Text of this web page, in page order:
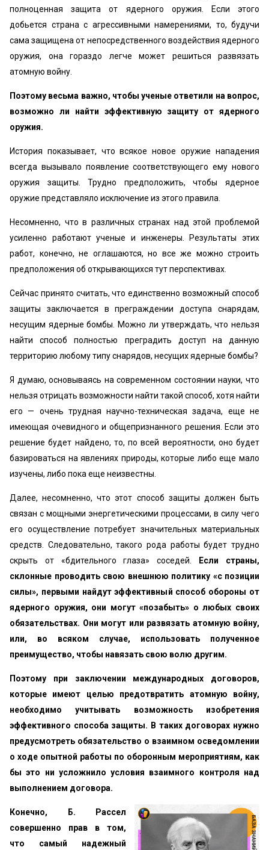
полноценная защита от ядерного оружия. Если этого
добьется страна с агрессивными намерениями, то, будучи
сама защищена от непосредственного воздействия ядерного
оружия, она гораздо легче может решиться развязать
атомную войну.
Поэтому весьма важно, чтобы ученые ответили на вопрос,
возможно ли найти эффективную защиту от ядерного
оружия.
История показывает, что всякое новое оружие нападения
всегда вызывало появление соответствующего ему нового
оружия защиты. Трудно предположить, чтобы ядерное
оружие представляло исключение из этого правила.
Несомненно, что в различных странах над этой проблемой
усиленно работают ученые и инженеры. Результаты этих
работ, конечно, не оглашаются, но все же можно строить
предположения об открывающихся тут перспективах.
Сейчас принято считать, что единственно возможный способ
защиты заключается в преграждении доступа снарядам,
несущим ядерные бомбы. Можно ли утверждать, что нельзя
найти способ полностью преградить доступ на данную
территорию любому типу снарядов, несущих ядерные бомбы?
Я думаю, основываясь на современном состоянии науки, что
нельзя отрицать возможности найти такой способ, хотя найти
его — очень трудная научно-техническая задача, еще не
имеющая очевидного и общепризнанного решения. Если это
решение будет найдено, то, по всей вероятности, оно будет
базироваться на явлениях природы, которые либо еще мало
изучены, либо пока еще неизвестны.
Далее, несомненно, что этот способ защиты должен быть
связан с мощными энергетическими процессами, в силу чего
его осуществление потребует значительных материальных
средств. Следовательно, такого рода работы будет трудно
скрыть от «бдительного глаза» соседей. Если страны,
склонные проводить свою внешнюю политику «с позиции
силы», первыми найдут эффективный способ обороны от
ядерного оружия, они могут «позабыть» о любых своих
обязательствах. Они могут или развязать атомную войну,
или, во всяком случае, использовать полученное
преимущество, чтобы навязать свою волю другим.
Поэтому при заключении международных договоров,
которые имеют целью предотвратить атомную войну,
необходимо учитывать возможность изобретения
эффективного способа защиты. В таких договорах нужно
предусмотреть обязательство о взаимном осведомлении
о ходе опытной работы по оборонным мероприятиям, как
бы это ни усложнило условия взаимного контроля над
выполнением договора.
Конечно, Б. Рассел
совершенно прав в том,
что самый надежный